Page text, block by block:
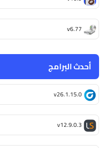
أحدث البرامج
v26.1.15.0
v12.9.0.3
v6.77